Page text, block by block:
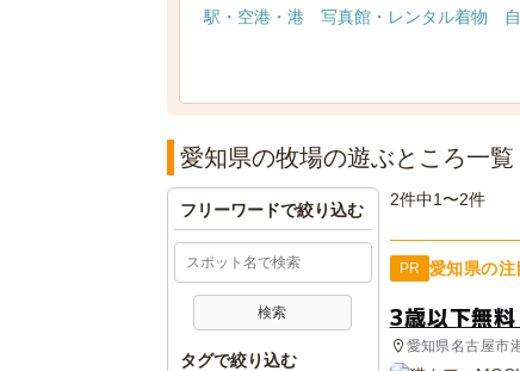
駅・空港・港
写真館・レンタル着物
愛知県の牧場の遊ぶところ一覧
2件中1〜2件
PR 愛知県の注
3歳以下無
愛知県名古屋市
フリーワードで絞り込む
タグで絞り込む